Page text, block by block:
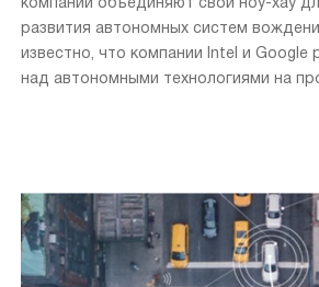
компании объединяют свои ноу-хау
развития автономных систем
известно, что компании Intel и Google
над автономными технологиями на